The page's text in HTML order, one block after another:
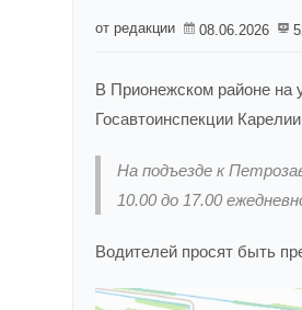
от редакции 08.06.2026
В Прионежском районе на
Госавтоинспекции
На подъезде к
10.00 до 17.00
Водителей просят быть